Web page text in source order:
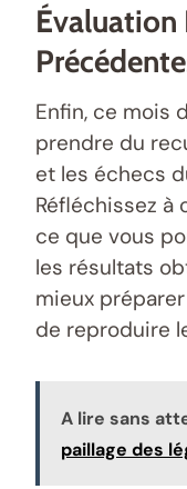
Évaluation
Enfin, ce mois
prendre du
et les échecs
Réfléchissez à
ce que vous
les résultats
mieux
de reproduire
A lire sans
paillage des